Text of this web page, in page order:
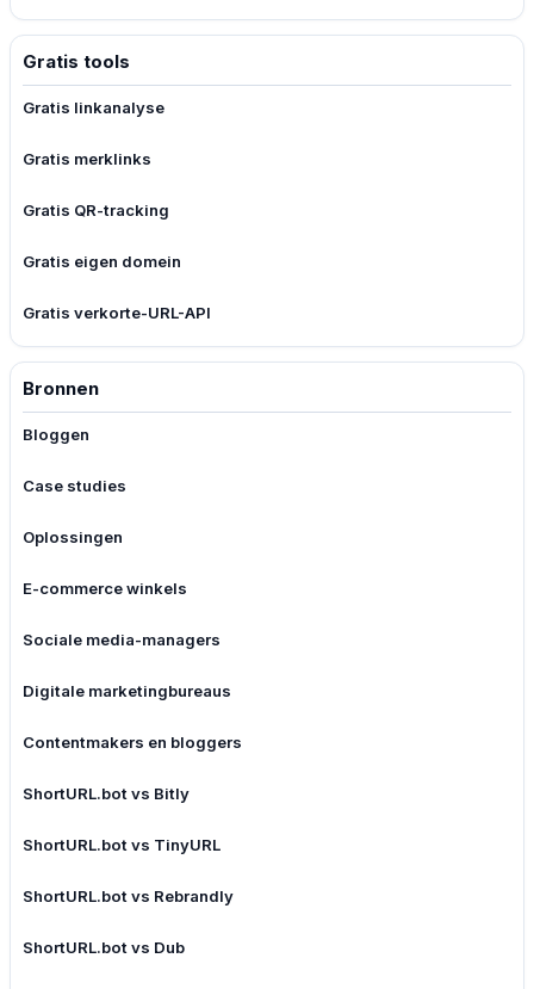
Gratis tools
Gratis linkanalyse
Gratis merklinks
Gratis QR-tracking
Gratis eigen domein
Gratis verkorte-URL-API
Bronnen
Bloggen
Case studies
Oplossingen
E-commerce winkels
Sociale media-managers
Digitale marketingbureaus
Contentmakers en bloggers
ShortURL.bot vs Bitly
ShortURL.bot vs TinyURL
ShortURL.bot vs Rebrandly
ShortURL.bot vs Dub